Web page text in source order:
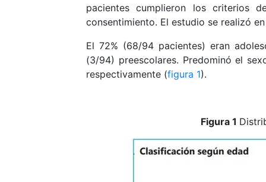
pacientes cumplieron los criterios
consentimiento. El estudio se realizó
El 72% (68/94 pacientes) eran
(3/94) preescolares. Predominó el
respectivamente (figura 1).
Figura 1